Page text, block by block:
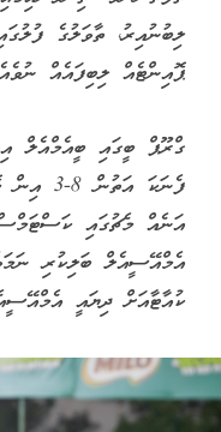
ލިބުނުއިރު، ތާވަލުގެ
ޕޮއިންޓެއް ލިބިފައެއް
ގްރޫޕް ބީގައި ބީއެމްއެލް
ފެނަކަ
އެމްއޭސީއެލް ބަލިކުރި
ކުއާޓާއަށް ދިޔައީ